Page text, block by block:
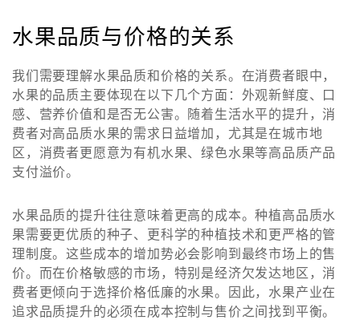
水果品质与价格的关系
我们需要理解水果品质和价格的关系。在消费者眼中，
水果的品质主要体现在以下几个方面：外观新鲜度、口
感、营养价值和是否无公害。随着生活水平的提升，消
费者对高品质水果的需求日益增加，尤其是在城市地
区，消费者更愿意为有机水果、绿色水果等高品质产品
支付溢价。
水果品质的提升往往意味着更高的成本。种植高品质水
果需要更优质的种子、更科学的种植技术和更严格的管
理制度。这些成本的增加势必会影响到最终市场上的售
价。而在价格敏感的市场，特别是经济欠发达地区，消
费者更倾向于选择价格低廉的水果。因此，水果产业在
追求品质提升的必须在成本控制与售价之间找到平衡。